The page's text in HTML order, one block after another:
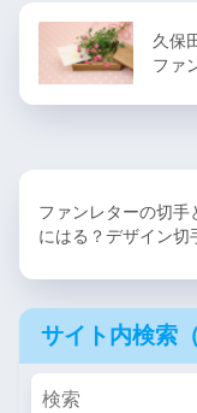
久保
ファ
ファンレターの切手
にはる？デザイン切
サイト内検索